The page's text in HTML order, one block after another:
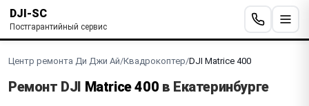
DJI-SC
Постгарантийный сервис
Центр ремонта Ди Джи Ай/Квадрокоптер/DJI Matrice 400
Ремонт DJI Matrice 400 в Екатеринбурге